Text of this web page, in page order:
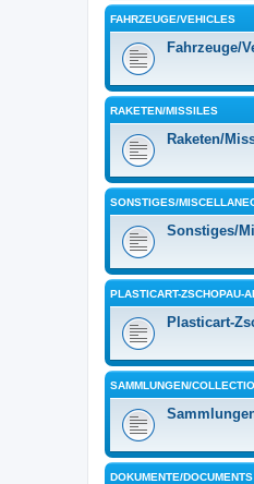
FAHRZEUGE/VEHICLES
Fahrzeuge/
RAKETEN/MISSILES
Raketen/
SONSTIGES/
Sonstiges/
PLASTICART-ZSCHOPAU-
Plasticart-
SAMMLUNGEN/
DOKUMENTE/DOCUMENTS